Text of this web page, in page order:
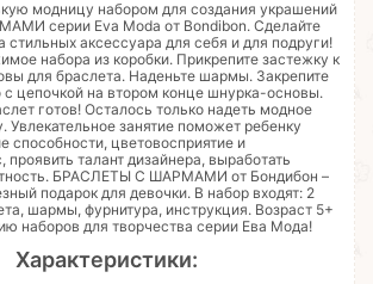
модницу набором для создания украшений
серии Eva Moda от Bondibon. Сделайте
стильных аксессуара для себя и для подруги!
набора из коробки. Прикрепите застежку к
для браслета. Наденьте шармы. Закрепите
с цепочкой на втором конце шнурка-основы.
готов! Осталось только надеть модное
Увлекательное занятие поможет ребенку
способности, цветовосприятие и
проявить талант дизайнера, выработать
БРАСЛЕТЫ С ШАРМАМИ от Бондибон –
подарок для девочки. В набор входят: 2
шармы, фурнитура, инструкция. Возраст 5+
наборов для творчества серии Ева Мода!
Характеристики: